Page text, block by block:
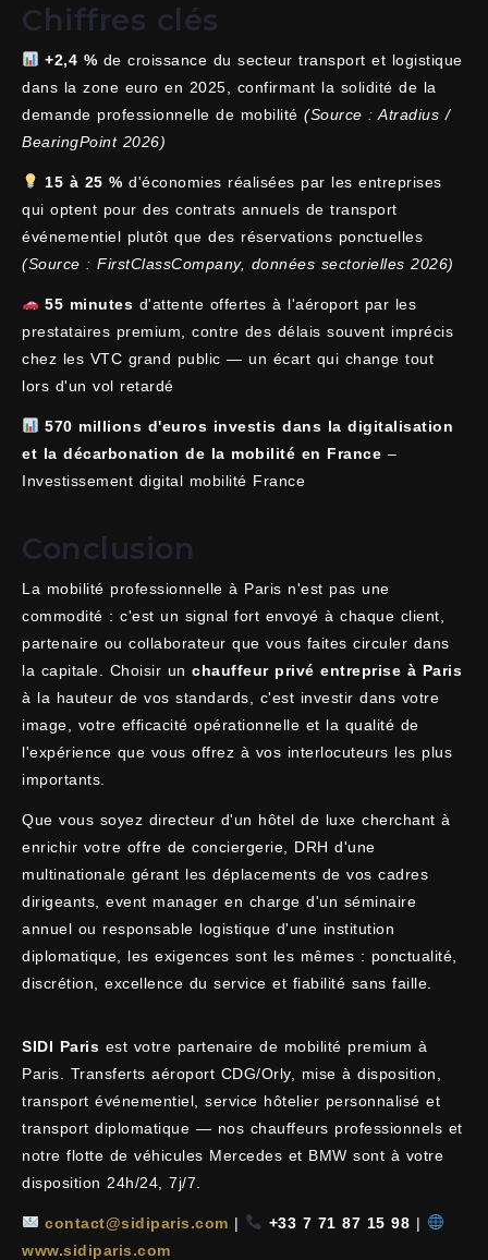
Chiffres clés
+2,4 % de croissance du secteur transport et logistique
dans la zone euro en 2025, confirmant la solidité de la
demande professionnelle de mobilité (Source : Atradius /
BearingPoint 2026)
15 à 25 % d'économies réalisées par les entreprises
qui optent pour des contrats annuels de transport
événementiel plutôt que des réservations ponctuelles
(Source : FirstClassCompany, données sectorielles 2026)
55 minutes d'attente offertes à l'aéroport par les
prestataires premium, contre des délais souvent imprécis
chez les VTC grand public — un écart qui change tout
lors d'un vol retardé
570 millions d'euros investis dans la digitalisation
et la décarbonation de la mobilité en France –
Investissement digital mobilité France
Conclusion
La mobilité professionnelle à Paris n'est pas une
commodité : c'est un signal fort envoyé à chaque client,
partenaire ou collaborateur que vous faites circuler dans
la capitale. Choisir un chauffeur privé entreprise à Paris
à la hauteur de vos standards, c'est investir dans votre
image, votre efficacité opérationnelle et la qualité de
l'expérience que vous offrez à vos interlocuteurs les plus
importants.
Que vous soyez directeur d'un hôtel de luxe cherchant à
enrichir votre offre de conciergerie, DRH d'une
multinationale gérant les déplacements de vos cadres
dirigeants, event manager en charge d'un séminaire
annuel ou responsable logistique d'une institution
diplomatique, les exigences sont les mêmes : ponctualité,
discrétion, excellence du service et fiabilité sans faille.
SIDI Paris est votre partenaire de mobilité premium à
Paris. Transferts aéroport CDG/Orly, mise à disposition,
transport événementiel, service hôtelier personnalisé et
transport diplomatique — nos chauffeurs professionnels et
notre flotte de véhicules Mercedes et BMW sont à votre
disposition 24h/24, 7j/7.
contact@sidiparis.com | +33 7 71 87 15 98 |
www.sidiparis.com